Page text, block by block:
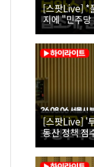
[스팟Live] *
지에 "민주
26.08.06 개
[스팟Live] '
동산 정책 점
대토론회